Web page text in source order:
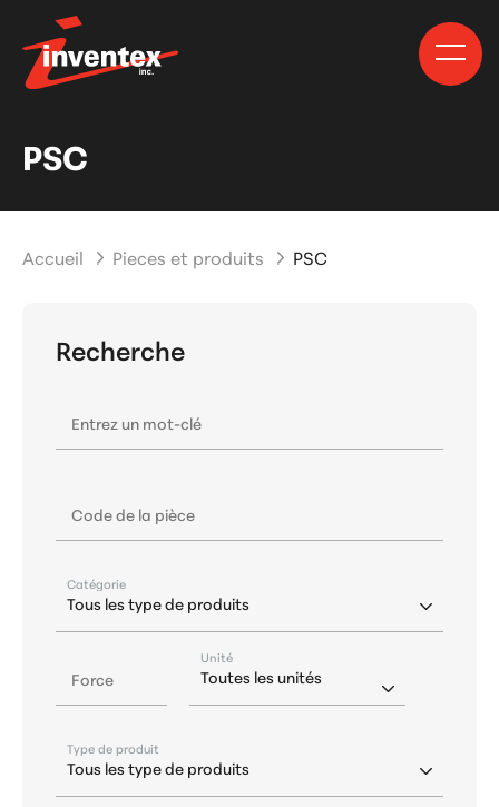
PSC
Accueil Pieces et produits PSC
Recherche
Entrez un mot-clé
Code de la pièce
Catégorie
Force
Unité
Type de produit